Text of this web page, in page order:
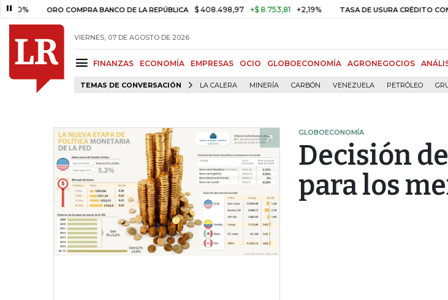
ORO COMPRA BANCO DE LA REPÚBLICA $ 408.498,97 +$ 8.753,81 +2,19% TASA DE USURA CRÉDITO CONSUMO
VIERNES, 07 DE AGOSTO DE 2026
FINANZAS ECONOMÍA EMPRESAS OCIO GLOBOECONOMÍA AGRONEGOCIOS
TEMAS DE CONVERSACIÓN LA CALERA MINERÍA CARBÓN VENEZUELA PETRÓLEO
GLOBOECONOMÍA
Decisión
para los